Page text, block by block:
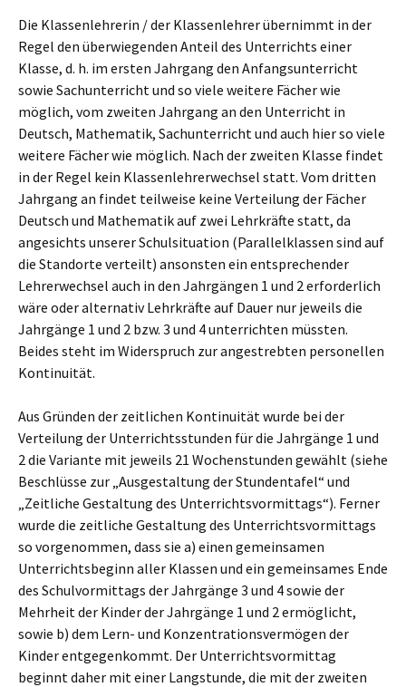
Die Klassenlehrerin / der Klassenlehrer übernimmt in der
Regel den überwiegenden Anteil des Unterrichts einer
Klasse, d. h. im ersten Jahrgang den Anfangsunterricht
sowie Sachunterricht und so viele weitere Fächer wie
möglich, vom zweiten Jahrgang an den Unterricht in
Deutsch, Mathematik, Sachunterricht und auch hier so viele
weitere Fächer wie möglich. Nach der zweiten Klasse findet
in der Regel kein Klassenlehrerwechsel statt. Vom dritten
Jahrgang an findet teilweise keine Verteilung der Fächer
Deutsch und Mathematik auf zwei Lehrkräfte statt, da
angesichts unserer Schulsituation (Parallelklassen sind auf
die Standorte verteilt) ansonsten ein entsprechender
Lehrerwechsel auch in den Jahrgängen 1 und 2 erforderlich
wäre oder alternativ Lehrkräfte auf Dauer nur jeweils die
Jahrgänge 1 und 2 bzw. 3 und 4 unterrichten müssten.
Beides steht im Widerspruch zur angestrebten personellen
Kontinuität.
Aus Gründen der zeitlichen Kontinuität wurde bei der
Verteilung der Unterrichtsstunden für die Jahrgänge 1 und
2 die Variante mit jeweils 21 Wochenstunden gewählt (siehe
Beschlüsse zur „Ausgestaltung der Stundentafel“ und
„Zeitliche Gestaltung des Unterrichtsvormittags“). Ferner
wurde die zeitliche Gestaltung des Unterrichtsvormittags
so vorgenommen, dass sie a) einen gemeinsamen
Unterrichtsbeginn aller Klassen und ein gemeinsames Ende
des Schulvormittags der Jahrgänge 3 und 4 sowie der
Mehrheit der Kinder der Jahrgänge 1 und 2 ermöglicht,
sowie b) dem Lern- und Konzentrationsvermögen der
Kinder entgegenkommt. Der Unterrichtsvormittag
beginnt daher mit einer Langstunde, die mit der zweiten